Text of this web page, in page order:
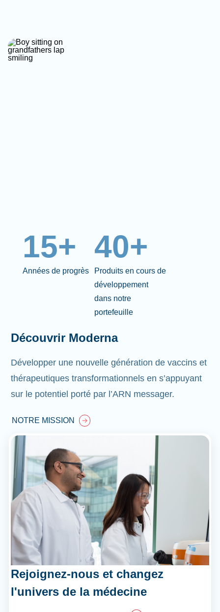
15+
Années de progrès
40+
Produits en cours de
développement
dans notre
portefeuille
Découvrir Moderna
Développer une nouvelle génération de vaccins et
thérapeutiques transformationnels en s’appuyant
sur le potentiel porté par l’ARN messager.
NOTRE MISSION
Rejoignez-nous et changez
l'univers de la médecine